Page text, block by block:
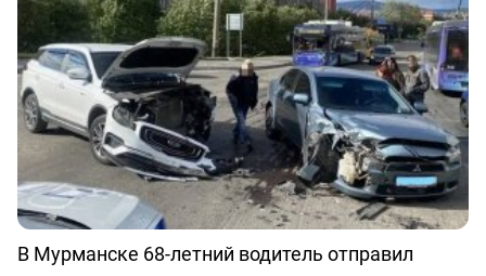
В Мурманске 68-летний водитель отправил